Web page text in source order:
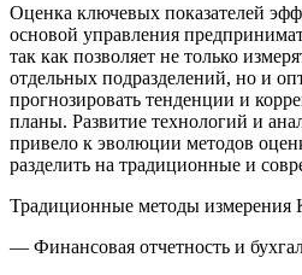
Оценка ключевых показателей
основой управления
так как позволяет не только
отдельных подразделений, но и
прогнозировать тенденции и
планы. Развитие технологий и
привело к эволюции методов
разделить на традиционные и
Традиционные методы измерения
— Финансовая отчетность и